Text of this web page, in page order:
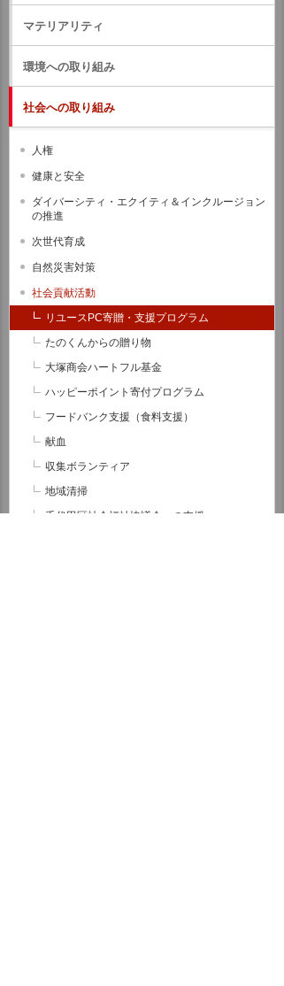
マテリアリティ
環境への取り組み
社会への取り組み
人権
健康と安全
ダイバーシティ・エクイティ＆インクルージョン
の推進
次世代育成
自然災害対策
社会貢献活動
リユースPC寄贈・支援プログラム
たのくんからの贈り物
大塚商会ハートフル基金
ハッピーポイント寄付プログラム
フードバンク支援（食料支援）
献血
収集ボランティア
地域清掃
千代田区社会福祉協議会への支援